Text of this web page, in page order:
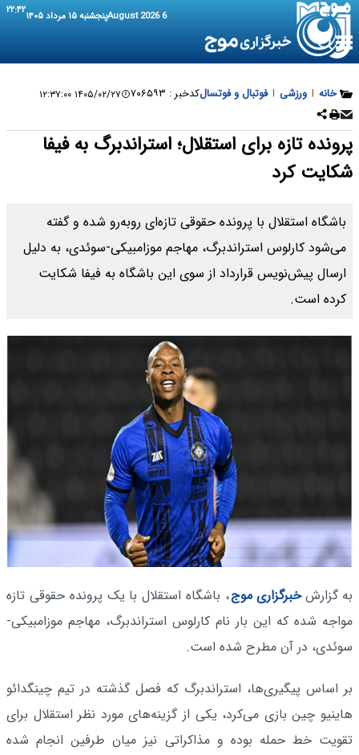
6 August 2026 پنجشنبه ۱۵ مرداد ۱۴۰۵ ۲۲:۴۲
خانه | ورزشی | فوتبال و فوتسالکدخبر : ۷۰۶۵۹۳ ۱۴۰۵/۰۲/۲۷ ۱۲:۳۷:۰۰
پرونده تازه برای استقلال؛ استراندبرگ به فیفا
شکایت کرد
باشگاه استقلال با پرونده حقوقی تازه‌ای روبه‌رو شده و گفته
می‌شود کارلوس استراندبرگ، مهاجم موزامبیکی-سوئدی، به دلیل
ارسال پیش‌نویس قرارداد از سوی این باشگاه به فیفا شکایت
کرده است.
به گزارشخبرگزاری موج، باشگاه استقلال با یک پرونده حقوقی تازه
مواجه شده که این بار نام کارلوس استراندبرگ، مهاجم موزامبیکی-
سوئدی، در آن مطرح شده است.
بر اساس پیگیری‌ها، استراندبرگ که فصل گذشته در تیم چینگدائو
هاینیو چین بازی می‌کرد، یکی از گزینه‌های مورد نظر استقلال برای
تقویت خط حمله بوده و مذاکراتی نیز میان طرفین انجام شده